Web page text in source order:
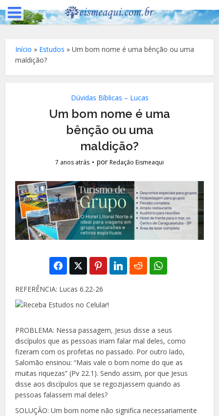
Início » Estudos »Um bom nome é uma bênção ou uma
maldição?
Dúvidas Bíblicas – Lucas
Um bom nome é uma
bênção ou uma
maldição?
7 anos atrás porRedação Eismeaqui
REFERÊNCIA: Lucas 6.22-26
PROBLEMA: Nessa passagem, Jesus disse a seus
discípulos que as pessoas iriam falar mal deles, como
fizeram com os profetas no passado. Por outro lado,
Salomão ensinou: “Mais vale o bom nome doque as
muitas riquezas” (Pv 22.1). Sendo assim, por que Jesus
disse aos discípulos que se regozijassem quando as
pessoas falassem mal deles?
SOLUÇÃO: Um bom nome não significa necessariamente